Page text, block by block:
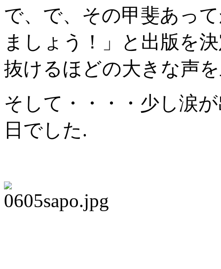
で、で、その甲斐あっ
ましょう！」と出版を
抜けるほどの大きな声
そして・・・・少し涙
日でした.